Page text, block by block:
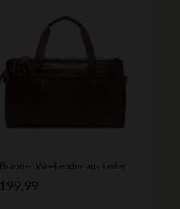
Brauner Weekender aus Leder
199.99